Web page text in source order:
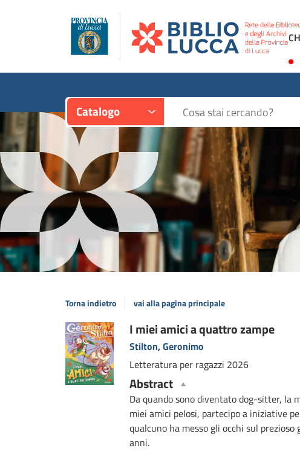
Catalogo Cerca su "Catalogo"
Torna indietro vai alla pagina principale
Dettaglio
del
documento
I miei amici a quattro zampe
Stilton, Geronimo
Letteratura per ragazzi 2026
Abstract
Da quando sono diventato dog-sitter, la
miei amici pelosi, partecipo a iniziative
qualcuno ha messo gli occhi sul
anni.